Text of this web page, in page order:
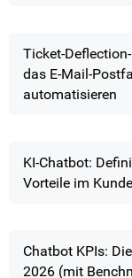
Ticket-
das E-Mail-
automatisieren
KI-Chatbot:
Vorteile im
Chatbot KPIs:
2026 (mit